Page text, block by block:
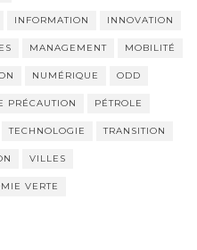
INFORMATION INNOVATION
MANAGEMENT MOBILITÉ
NUMÉRIQUE ODD
PRÉCAUTION PÉTROLE
TECHNOLOGIE TRANSITION
VILLES
VERTE